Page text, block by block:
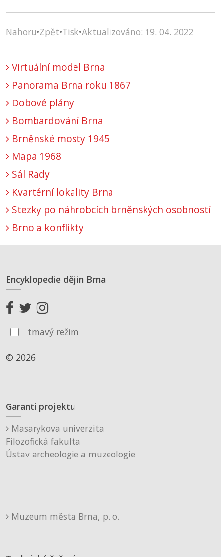
Nahoru•Zpět•Tisk•Aktualizováno: 19. 04. 2022
Virtuální model Brna
Panorama Brna roku 1867
Dobové plány
Bombardování Brna
Brněnské mosty 1945
Mapa 1968
Sál Rady
Kvartérní lokality Brna
Stezky po náhrobcích brněnských osobností
Brno a konflikty
Encyklopedie dějin Brna
tmavý režim
© 2026
Garanti projektu
Masarykova univerzita
Filozofická fakulta
Ústav archeologie a muzeologie
Muzeum města Brna, p. o.